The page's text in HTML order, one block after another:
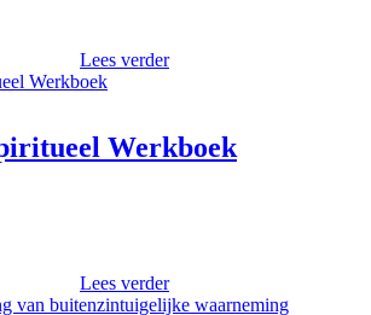
Lees verder
Werkboek
Lees verder